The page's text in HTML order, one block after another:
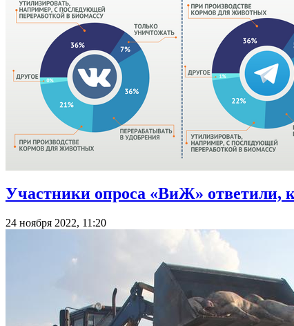
Участники опроса «ВиЖ» ответили,
24 ноября 2022, 11:20